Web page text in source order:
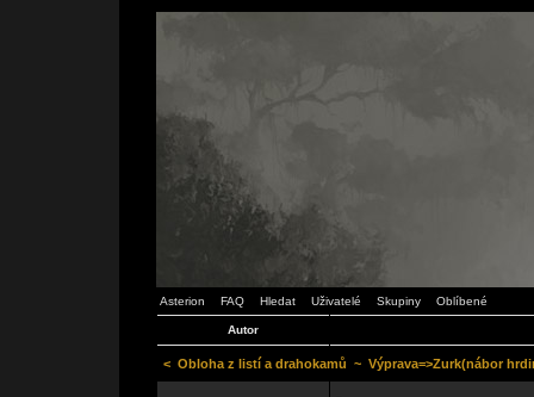
Asterion FAQ Hledat Uživatelé Skupiny Oblíbené
Autor
< Obloha z listí a drahokamů ~ Výprava=>Zurk(nábor